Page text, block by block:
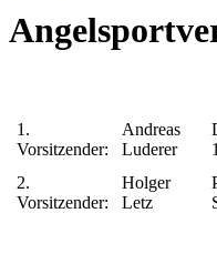
1.
Vorsitzender:
Andreas
Luderer
2.
Vorsitzender:
Holger
Letz